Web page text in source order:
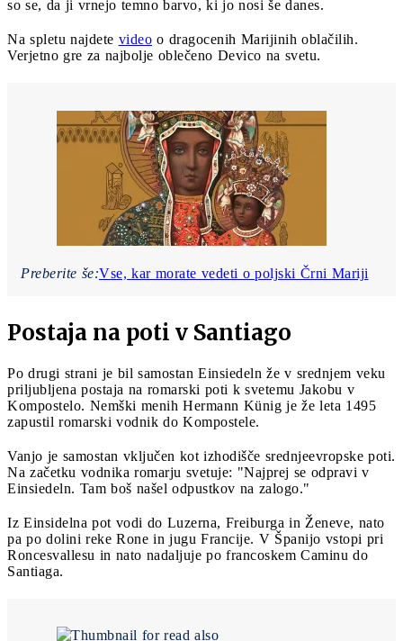
so se, da ji vrnejo temno barvo, ki jo nosi še danes.
Na spletu najdete video o dragocenih Marijinih oblačilih.
Verjetno gre za najbolje oblečeno Devico na svetu.
Preberite še:Vse, kar morate vedeti o poljski Črni Mariji
Postaja na poti v Santiago
Po drugi strani je bil samostan Einsiedeln že v srednjem veku
priljubljena postaja na romarski poti k svetemu Jakobu v
Kompostelo. Nemški menih Hermann Künig je že leta 1495
zapustil romarski vodnik do Kompostele.
Vanjo je samostan vključen kot izhodišče srednjeevropske poti.
Na začetku vodnika romarju svetuje: "Najprej se odpravi v
Einsiedeln. Tam boš našel odpustkov na zalogo."
Iz Einsidelna pot vodi do Luzerna, Freiburga in Ženeve, nato
pa po dolini reke Rone in jugu Francije. V Španijo vstopi pri
Roncesvallesu in nato nadaljuje po francoskem Caminu do
Santiaga.